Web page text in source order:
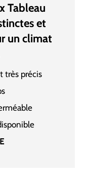
Tableau
et
un climat
très précis